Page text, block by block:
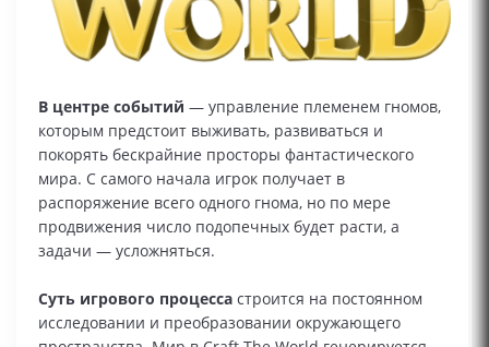
В центре событий — управление племенем гномов,
которым предстоит выживать, развиваться и
покорять бескрайние просторы фантастического
мира. С самого начала игрок получает в
распоряжение всего одного гнома, но по мере
продвижения число подопечных будет расти, а
задачи — усложняться.
Суть игрового процесса строится на постоянном
исследовании и преобразовании окружающего